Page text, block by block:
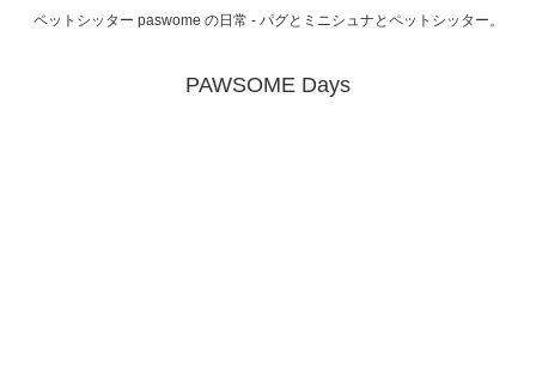
ペットシッター paswome の日常 - パグとミニシュナとペットシッター。
PAWSOME Days